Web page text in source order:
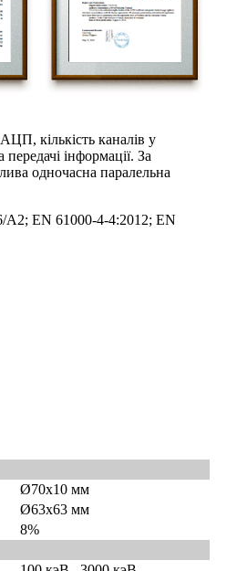
кількість каналів у
інформації. За
одночасна паралельна
A2; EN 61000-4-4:2012; EN
Ø70x10 мм
Ø63x63 мм
8%